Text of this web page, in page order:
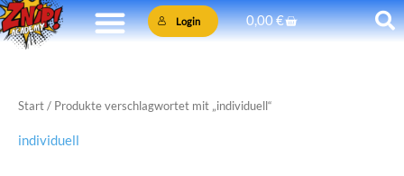
Zum
Inhalt
Login 0,00€Warenkorb
Start/ Produkte verschlagwortet mit „individuell“
individuell